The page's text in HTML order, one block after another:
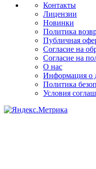
Контакты
Лицензии
Новинки
Политика
Публичная
Согласие на
Согласие на
О нас
Информация о
Политика
Условия